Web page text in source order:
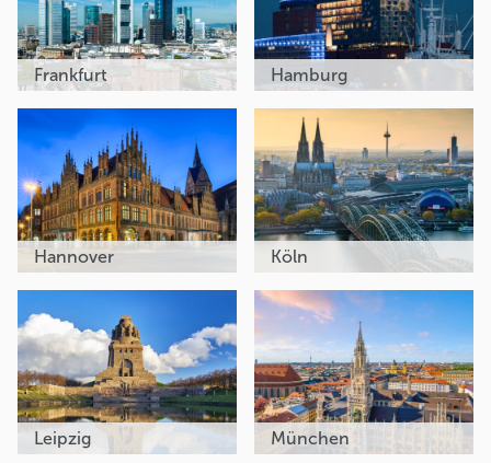
Frankfurt Hamburg
Hannover Köln
Leipzig München